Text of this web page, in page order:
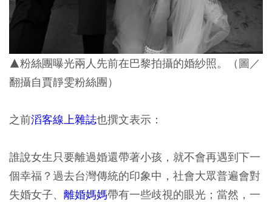
▲粉絲團曝光兩人先前在巴黎拍攝的婚紗照。（圖／
翻攝自賈靜雯粉絲團）
之前滔客線上雜誌也撰文表示：
誰說女生只要離過婚還帶著小孩，就不會再遇到下一
個幸福？過去台灣傳統的印象中，社會大眾普遍會對
失婚女子、 離婚媽媽帶有一些歧視的眼光；當然，一